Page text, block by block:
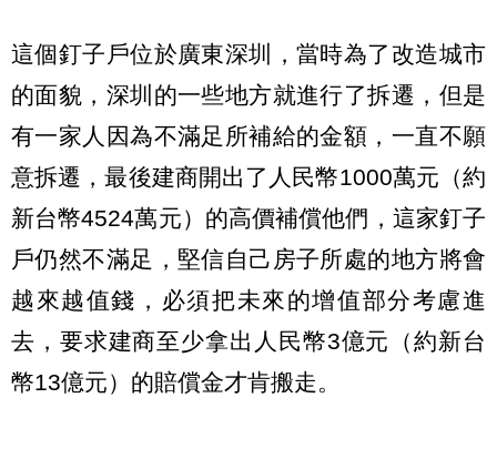
這個釘子戶位於廣東深圳，當時為了改造城市
的面貌，深圳的一些地方就進行了拆遷，但是
有一家人因為不滿足所補給的金額，一直不願
意拆遷，最後建商開出了人民幣1000萬元（約
新台幣4524萬元）的高價補償他們，這家釘子
戶仍然不滿足，堅信自己房子所處的地方將會
越來越值錢，必須把未來的增值部分考慮進
去，要求建商至少拿出人民幣3億元（約新台
幣13億元）的賠償金才肯搬走。